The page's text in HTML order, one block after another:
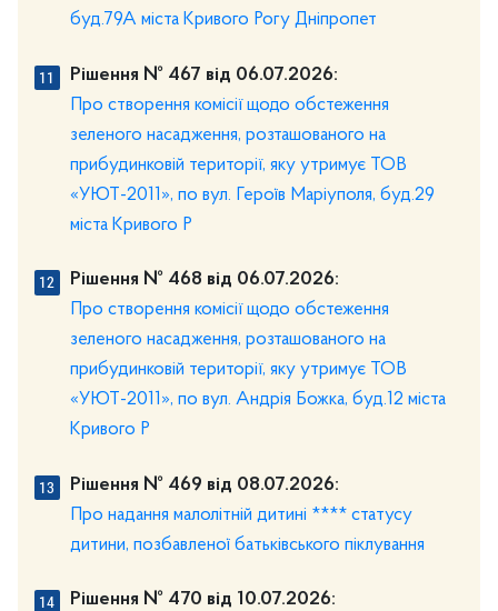
буд.79А міста Кривого Рогу Дніпропет
Рішення № 467 від 06.07.2026:
Про створення комісії щодо обстеження
зеленого насадження, розташованого на
прибудинковій території, яку утримує ТОВ
«УЮТ-2011», по вул. Героїв Маріуполя, буд.29
міста Кривого Р
Рішення № 468 від 06.07.2026:
Про створення комісії щодо обстеження
зеленого насадження, розташованого на
прибудинковій території, яку утримує ТОВ
«УЮТ-2011», по вул. Андрія Божка, буд.12 міста
Кривого Р
Рішення № 469 від 08.07.2026:
Про надання малолітній дитині **** статусу
дитини, позбавленої батьківського піклування
Рішення № 470 від 10.07.2026: